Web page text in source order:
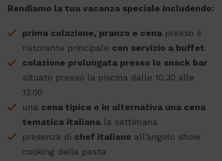
Rendiamo la tua vacanza speciale includendo:
prima colazione, pranzo e cena presso il
ristorante principale con servizio a buffet
colazione prolungata presso lo snack bar
situato presso la piscina dalle 10.30 alle
12.00
una cena tipica o in alternativa una cena
tematica italiana la settimana
presenza di chef italiano all’angolo show
cooking della pasta